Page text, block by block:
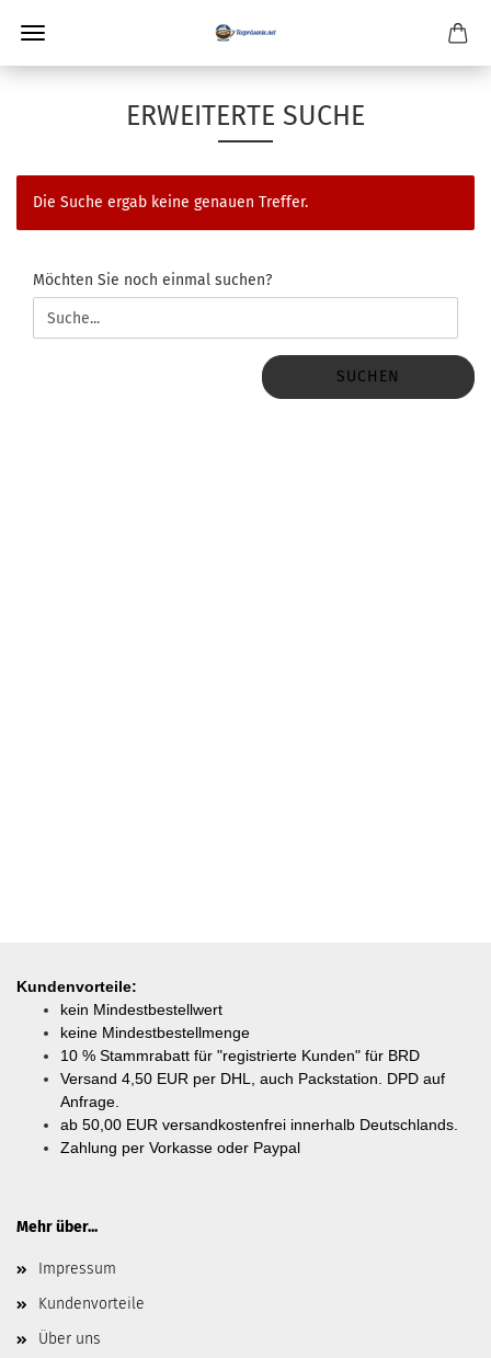
ERWEITERTE SUCHE
Die Suche ergab keine genauen Treffer.
MÖCHTEN
SIE
NOCH
EINMAL
Möchten Sie noch einmal suchen?
SUCHEN
Kundenvorteile:
kein Mindestbestellwert
keine Mindestbestellmenge
10 % Stammrabatt für "registrierte Kunden" für BRD
Versand 4,50 EUR per DHL, auch Packstation. DPD auf
Anfrage.
ab 50,00 EUR versandkostenfrei innerhalb Deutschlands.
Zahlung per Vorkasse oder Paypal
Mehr über...
Impressum
Kundenvorteile
Über uns